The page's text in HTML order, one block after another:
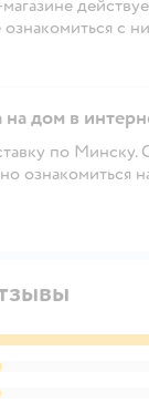
с
на дом в
по Минску.
ознакомиться